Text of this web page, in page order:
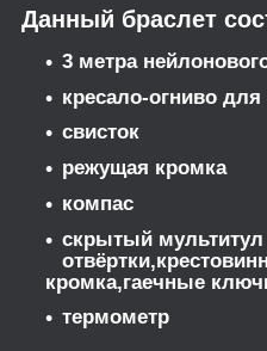
Данный браслет
3 метра
кресало-огниво для
свисток
режущая кромка
компас
скрытый
кромка,гаечные
термометр